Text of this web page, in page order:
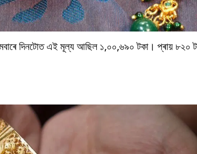
দিনটোত এই মূল্য আছিল ১,০০,৬৯০ টকা। প্ৰায় ৮২০